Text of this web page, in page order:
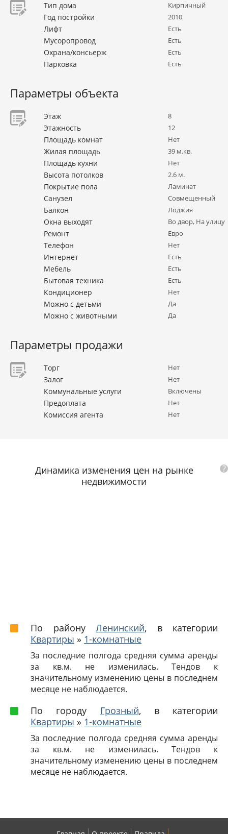
Тип дома Кирпичный
Год постройки 2010
Лифт Есть
Мусоропровод Есть
Охрана/консьерж Есть
Парковка Есть
Параметры объекта
Этаж 8
Этажность 12
Площадь комнат Нет
Жилая площадь 39 м.кв.
Площадь кухни Нет
Высота потолков 2.6 м.
Покрытие пола Ламинат
Санузел Совмещенный
Балкон Лоджия
Окна выходят Во двор, На улицу
Ремонт Евро
Телефон Нет
Интернет Есть
Мебель Есть
Бытовая техника Есть
Кондиционер Нет
Можно с детьми Да
Можно с животными Да
Параметры продажи
Торг Нет
Залог Нет
Коммунальные услуги Включены
Предоплата Нет
Комиссия агента Нет
Динамика изменения цен на рынке
недвижимости
?
По району Ленинский, в категории
Квартиры » 1-комнатные
За последние полгода средняя сумма аренды
за кв.м. не изменилась. Тендов к
значительному изменению цены в последнем
месяце не наблюдается.
По городу Грозный, в категории
Квартиры » 1-комнатные
За последние полгода средняя сумма аренды
за кв.м. не изменилась. Тендов к
значительному изменению цены в последнем
месяце не наблюдается.